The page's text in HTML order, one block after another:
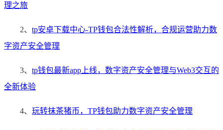
理之旅
2、 tp安卓下载中心-TP钱包合法性解析，合规运营助力数
字资产安全管理
3、 tp钱包最新app上线，数字资产安全管理与Web3交互的
全新体验
4、 玩转抹茶猪币，TP钱包助力数字资产安全管理